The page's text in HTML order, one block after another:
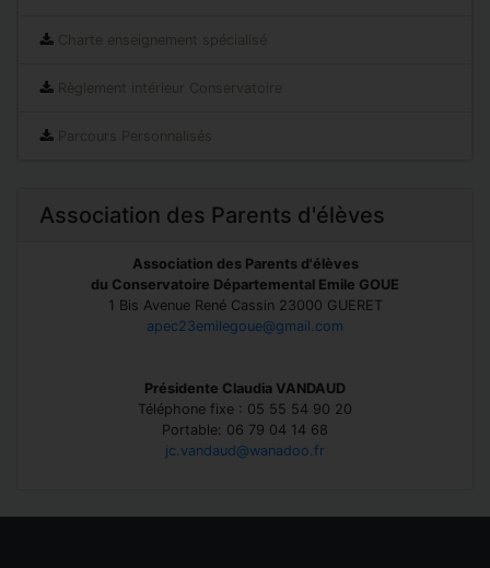
Charte enseignement spécialisé
Règlement intérieur Conservatoire
Parcours Personnalisés
Association des Parents d'élèves
Association des Parents d'élèves
du Conservatoire Départemental Emile GOUE
1 Bis Avenue René Cassin 23000 GUERET
apec23emilegoue@gmail.com
Présidente Claudia VANDAUD
Téléphone fixe : 05 55 54 90 20
Portable: 06 79 04 14 68
jc.vandaud@wanadoo.fr